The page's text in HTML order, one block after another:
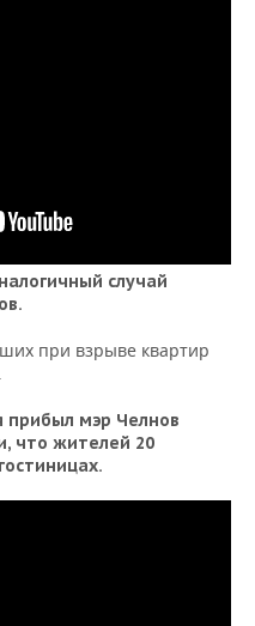
случай
при взрыве квартир
прибыл мэр Челнов
что жителей 20